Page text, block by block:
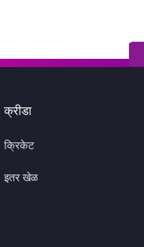
क्रीडा
क्रिकेट
इतर खेळ